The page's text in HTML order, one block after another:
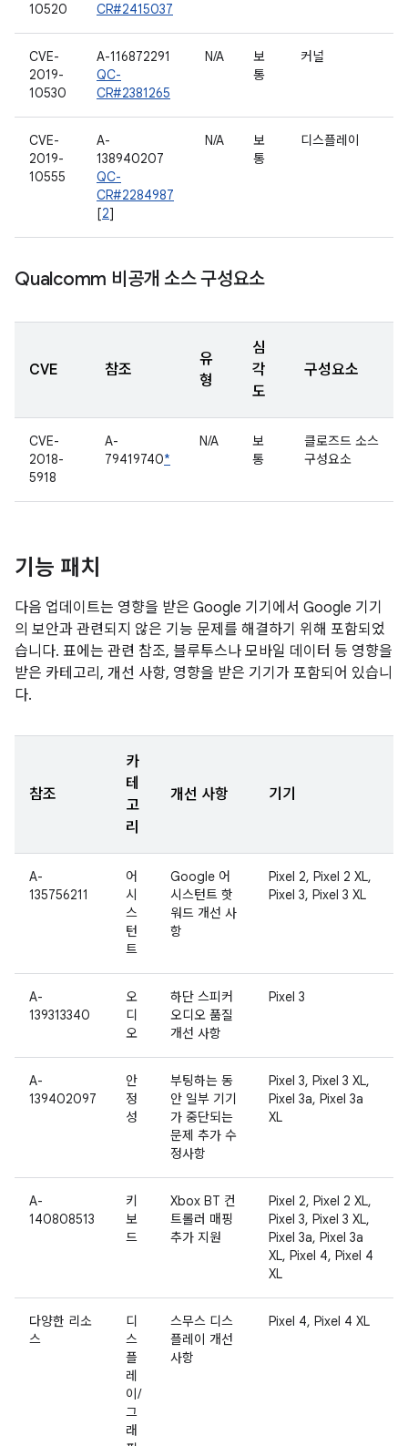
10520
CR#2415037
CVE-
2019-
10530
A-116872291
QC-
CR#2381265
N/A
보
통
커널
CVE-
2019-
10555
A-
138940207
QC-
CR#2284987
[2]
N/A
보
통
디스플레이
Qualcomm 비공개 소스 구성요소
CVE 참조
유
형
심
각
도
구성요소
CVE-
2018-
5918
A-
79419740*
N/A
보
통
클로즈드 소스
구성요소
기능 패치
다음 업데이트는 영향을 받은 Google 기기에서 Google 기기
의 보안과 관련되지 않은 기능 문제를 해결하기 위해 포함되었
습니다. 표에는 관련 참조, 블루투스나 모바일 데이터 등 영향을
받은 카테고리, 개선 사항, 영향을 받은 기기가 포함되어 있습니
다.
참조
카
테
고
리
개선 사항 기기
A-
135756211
어
시
스
턴
트
Google 어
시스턴트 핫
워드 개선 사
항
Pixel 2, Pixel 2 XL,
Pixel 3, Pixel 3 XL
A-
139313340
오
디
오
하단 스피커
오디오 품질
개선 사항
Pixel 3
A-
139402097
안
정
성
부팅하는 동
안 일부 기기
가 중단되는
문제 추가 수
정사항
Pixel 3, Pixel 3 XL,
Pixel 3a, Pixel 3a
XL
A-
140808513
키
보
드
Xbox BT 컨
트롤러 매핑
추가 지원
Pixel 2, Pixel 2 XL,
Pixel 3, Pixel 3 XL,
Pixel 3a, Pixel 3a
XL, Pixel 4, Pixel 4
XL
다양한 리소
스
디
스
플
레
이/
그
래
스무스 디스
플레이 개선
사항
Pixel 4, Pixel 4 XL